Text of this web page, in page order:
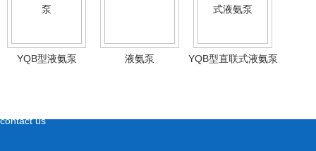
YQB型液氨泵 液氨泵 YQB型直联式液氨泵
contact us